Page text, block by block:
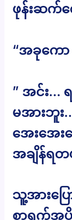
ဖုန်းဆက်
“အခုကေ
” အင်း…
မအားဘူ
အေးအေး
အချိန်ရ
သူ့အားပြ
စာရွက်အ